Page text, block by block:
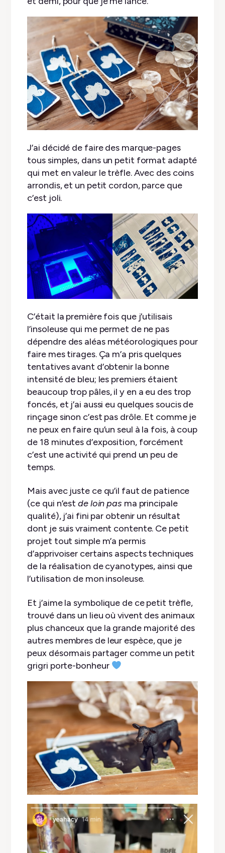
J’ai décidé de faire des marque-pages
tous simples, dans un petit format adapté
qui met en valeur le trèfle. Avec des coins
arrondis, et un petit cordon, parce que
c’est joli.
C’était la première fois que j’utilisais
l’insoleuse qui me permet de ne pas
dépendre des aléas météorologiques pour
faire mes tirages. Ça m’a pris quelques
tentatives avant d’obtenir la bonne
intensité de bleu; les premiers étaient
beaucoup trop pâles, il y en a eu des trop
foncés, et j’ai aussi eu quelques soucis de
rinçage sinon c’est pas drôle. Et comme je
ne peux en faire qu’un seul à la fois, à coup
de 18 minutes d’exposition, forcément
c’est une activité qui prend un peu de
temps.
Mais avec juste ce qu’il faut de patience
(ce qui n’estde loin pas ma principale
qualité), j’ai fini par obtenir un résultat
dont je suis vraiment contente. Ce petit
projet tout simple m’a permis
d’apprivoiser certains aspects techniques
de la réalisation de cyanotypes, ainsi que
l’utilisation de mon insoleuse.
Et j’aime la symbolique de ce petit trèfle,
trouvé dans un lieu où vivent des animaux
plus chanceux que la grande majorité des
autres membres de leur espèce, que je
peux désormais partager comme un petit
grigri porte-bonheur